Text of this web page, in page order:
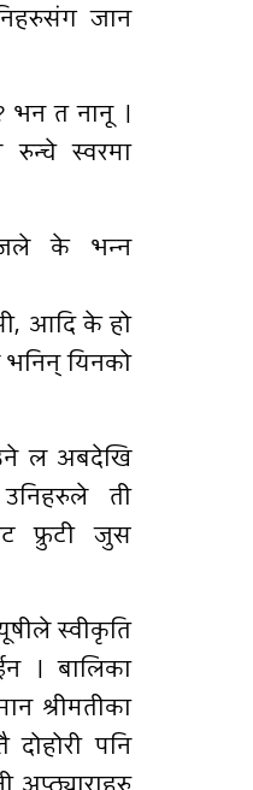
जान
भन त नानू ।
स्वरमा
के भन्न
आदि के हो
यिनको
ल अबदेखि
ती
फ्रुटी जुस
स्वीकृति
। बालिका
श्रीमतीका
पनि